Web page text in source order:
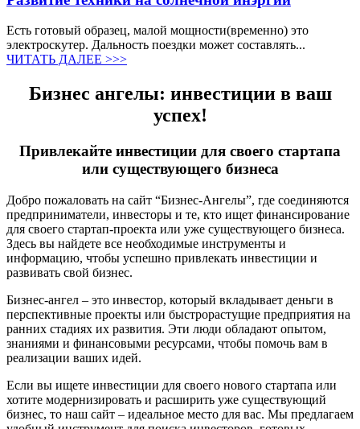
Есть готовый образец, малой мощности(временно) это
электроскутер. Дальность поездки может составлять...
ЧИТАТЬ ДАЛЕЕ >>>
Бизнес ангелы: инвестиции в ваш
успех!
Привлекайте инвестиции для своего стартапа
или существующего бизнеса
Добро пожаловать на сайт “Бизнес-Ангелы”, где соединяются
предприниматели, инвесторы и те, кто ищет финансирование
для своего стартап-проекта или уже существующего бизнеса.
Здесь вы найдете все необходимые инструменты и
информацию, чтобы успешно привлекать инвестиции и
развивать свой бизнес.
Бизнес-ангел – это инвестор, который вкладывает деньги в
перспективные проекты или быстрорастущие предприятия на
ранних стадиях их развития. Эти люди обладают опытом,
знаниями и финансовыми ресурсами, чтобы помочь вам в
реализации ваших идей.
Если вы ищете инвестиции для своего нового стартапа или
хотите модернизировать и расширить уже существующий
бизнес, то наш сайт – идеальное место для вас. Мы предлагаем